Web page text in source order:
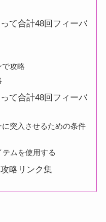
て合計48回フィーバ
攻略
て合計48回フィーバ
突入させるための条件
テムを使用する
略リンク集